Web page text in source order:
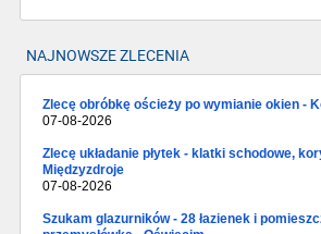
NAJNOWSZE ZLECENIA
Zlecę obróbkę ościeży po wymianie okien -
07-08-2026
Zlecę układanie płytek - klatki schodowe,
Międzyzdroje
07-08-2026
Szukam glazurników - 28 łazienek i